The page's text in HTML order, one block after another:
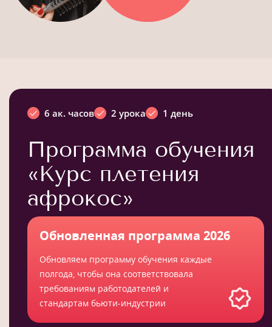
6 ак. часов 2 урока 1 день
Программа обучения
«Курс плетения
афрокос»
Обновленная программа 2026
Обновляем программу обучения каждые
полгода, чтобы она соответствовала
требованиям работодателей и
стандартам бьюти-индустрии